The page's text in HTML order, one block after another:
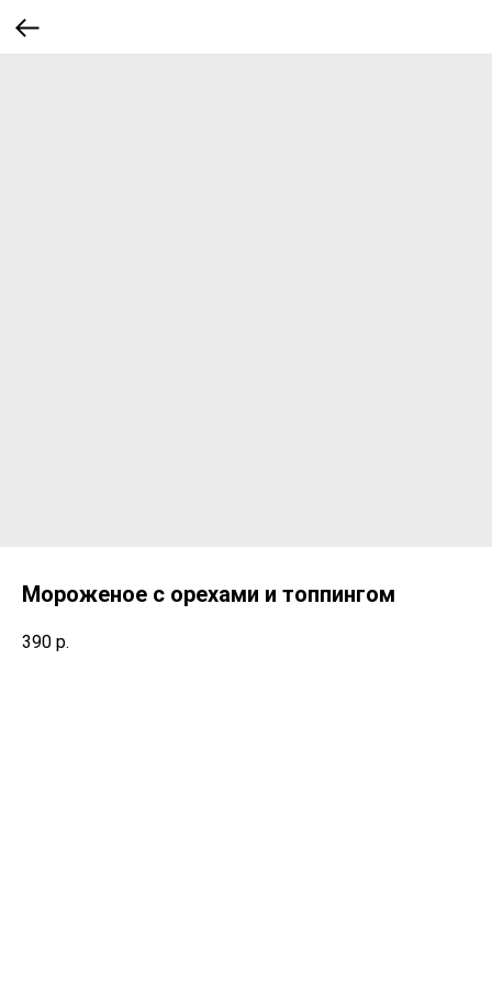
Мороженое с орехами и топпингом
390 р.